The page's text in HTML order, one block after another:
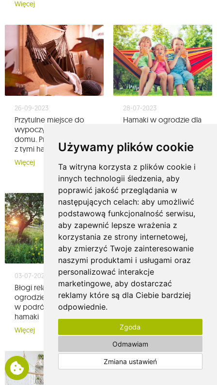
Używamy plików cookie
Ta witryna korzysta z plików cookie i
innych technologii śledzenia, aby
poprawić jakość przeglądania w
następujących celach: aby umożliwić
podstawową funkcjonalność serwisu,
aby zapewnić lepsze wrażenia z
korzystania ze strony internetowej,
aby zmierzyć Twoje zainteresowanie
naszymi produktami i usługami oraz
personalizować interakcje
marketingowe, aby dostarczać
reklamy które są dla Ciebie bardziej
odpowiednie.
Zgoda
Odmawiam
Zmiana ustawień
Więcej
26-09-2023
Przytulne miejsce do
wypoczynku w Twoim
domu. Przywitaj jesień
z tymi hamakami
Więcej
28-07-2023
Hamaki w ogrodzie dla
potrzeb dzieci i
Więcej
03-07-2023
Błogi relaks w
ogrodzie, w domu lub
w podróży. Wybierz te
hamaki
Więcej
30-05-2022
Amerykański, brazylijski,
meksykański – o
słów kilka
Więcej